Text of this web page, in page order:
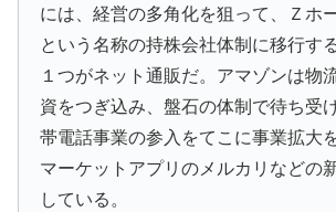
には、経営の多角化を狙って、Ｚホ
という名称の持株会社体制に移行す
１つがネット通販だ。アマゾンは物
資をつぎ込み、盤石の体制で待ち受
帯電話事業の参入をてこに事業拡大
マーケットアプリのメルカリなどの
している。